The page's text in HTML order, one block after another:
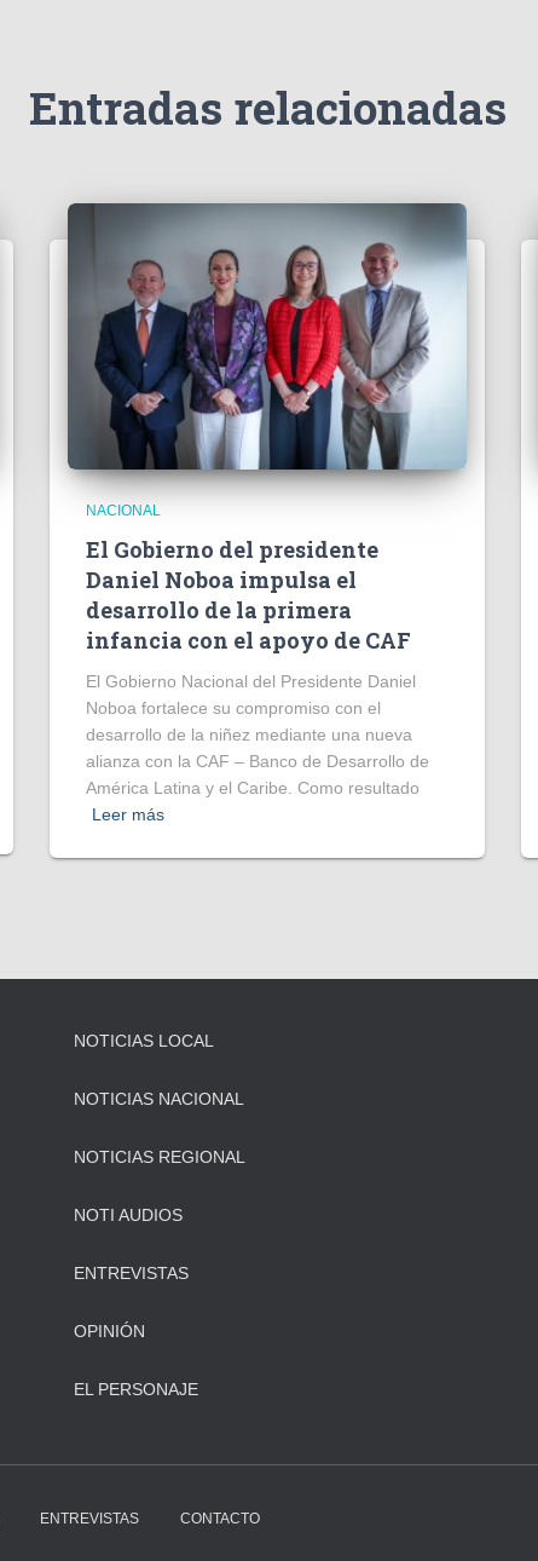
Entradas relacionadas
NACIONAL
El Gobierno del presidente
Daniel Noboa impulsa el
desarrollo de la primera
infancia con el apoyo de CAF
El Gobierno Nacional del Presidente Daniel
Noboa fortalece su compromiso con el
desarrollo de la niñez mediante una nueva
alianza con la CAF – Banco de Desarrollo de
América Latina y el Caribe. Como resultado
Leer más
NOTICIAS LOCAL
NOTICIAS NACIONAL
NOTICIAS REGIONAL
NOTI AUDIOS
ENTREVISTAS
OPINIÓN
EL PERSONAJE
ENTREVISTAS CONTACTO